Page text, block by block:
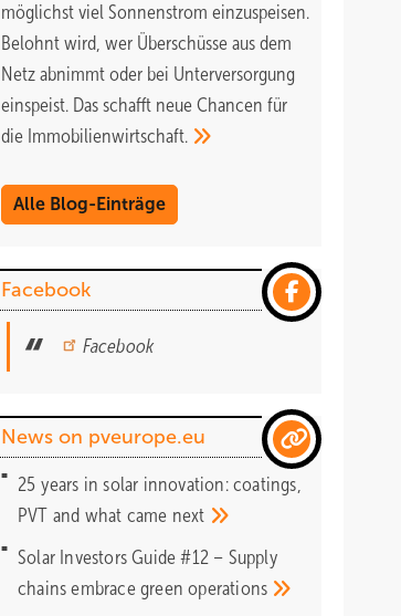
möglichst viel Sonnenstrom einzuspeisen.
Belohnt wird, wer Überschüsse aus dem
Netz abnimmt oder bei Unterversorgung
einspeist. Das schafft neue Chancen für
die Immobilienwirtschaft.
Alle Blog-Einträge
Facebook
Facebook
News on pveurope.eu
25 years in solar innovation: coatings,
PVT and what came next
Solar Investors Guide #12 – Supply
chains embrace greenoperations